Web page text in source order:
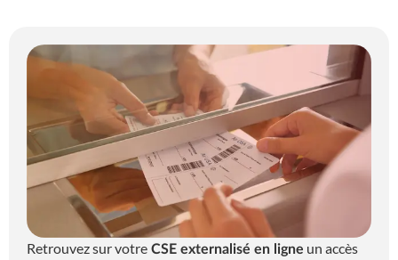
Retrouvez sur votre CSE externalisé en ligne un accès